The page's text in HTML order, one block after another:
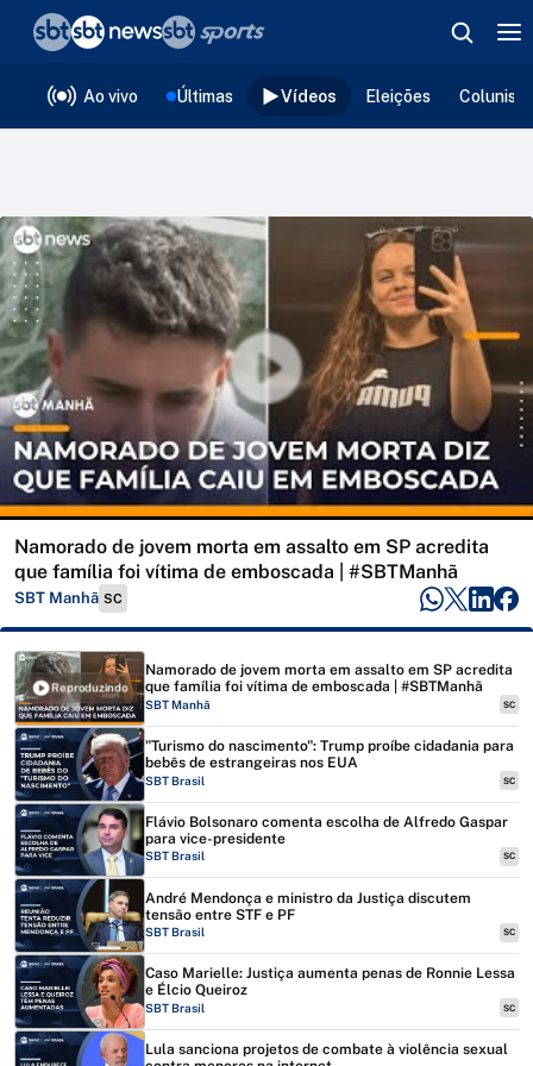
Ao vivo Últimas Vídeos Eleições
Namorado de jovem morta em assalto em SP acredita
que família foi vítima de emboscada | #SBTManhã
SBT Manhã SC
Reproduzindo
Namorado de jovem morta em assalto em SP acredita
que família foi vítima de emboscada | #SBTManhã
SBT Manhã SC
"Turismo do nascimento": Trump proíbe cidadania para
bebês de estrangeiras nos EUA
SBT Brasil SC
Flávio Bolsonaro comenta escolha de Alfredo Gaspar
para vice-presidente
SBT Brasil SC
André Mendonça e ministro da Justiça discutem
tensão entre STF e PF
SBT Brasil SC
Caso Marielle: Justiça aumenta penas de Ronnie Lessa
e Élcio Queiroz
SBT Brasil SC
Lula sanciona projetos de combate à violência sexual
❮voltar
Editorias